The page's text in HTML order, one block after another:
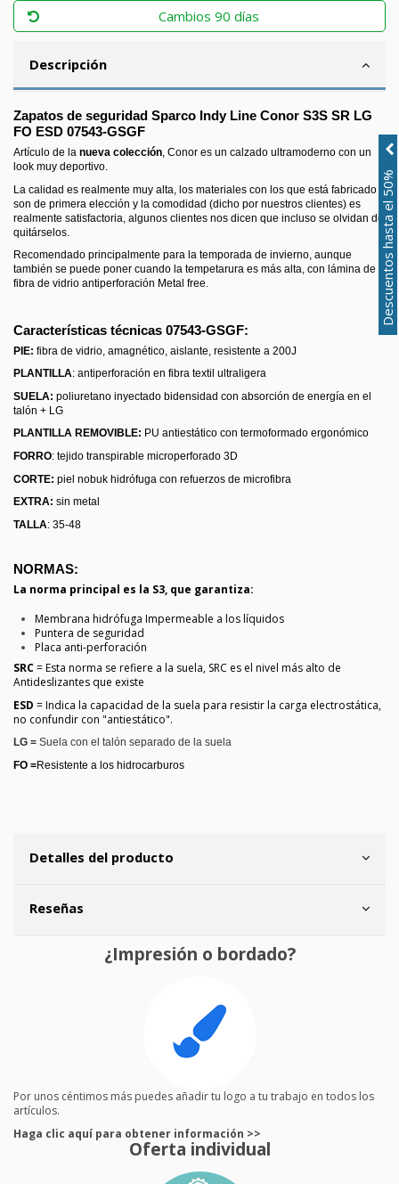
Cambios 90 días
Descripción
Zapatos de seguridad Sparco Indy Line Conor S3S SR LG
FO ESD 07543-GSGF
Artículo de la nueva colección, Conor es un calzado ultramoderno con un
look muy deportivo.
La calidad es realmente muy alta, los materiales con los que está fabricado
son de primera elección y la comodidad (dicho por nuestros clientes) es
realmente satisfactoria, algunos clientes nos dicen que incluso se olvidan de
quitárselos.
Recomendado principalmente para la temporada de invierno, aunque
también se puede poner cuando la tempetarura es más alta, con lámina de
fibra de vidrio antiperforación Metal free.
Características técnicas 07543-GSGF:
PIE: fibra de vidrio, amagnético, aislante, resistente a 200J
PLANTILLA: antiperforación en fibra textil ultraligera
SUELA: poliuretano inyectado bidensidad con absorción de energía en el
talón + LG
PLANTILLA REMOVIBLE: PU antiestático con termoformado ergonómico
FORRO: tejido transpirable microperforado 3D
CORTE: piel nobuk hidrófuga con refuerzos de microfibra
EXTRA: sin metal
TALLA: 35-48
NORMAS:
La norma principal es la S3, que garantiza:
Membrana hidrófuga Impermeable a los líquidos
Puntera de seguridad
Placa anti-perforación
SRC= Esta norma se refiere a la suela, SRC es el nivel más alto de
Antideslizantes que existe
ESD = Indica la capacidad de la suela para resistir la carga electrostática,
no confundir con "antiestático".
LG = Suela con el talón separado de la suela
FO =Resistente a los hidrocarburos
Detalles del producto
Reseñas
¿Impresión o bordado?
Por unos céntimos más puedes añadir tu logo a tu trabajo en todos los
artículos.
Haga clic aquí para obtener información >>
Oferta individual
Descuentos hasta el 50%